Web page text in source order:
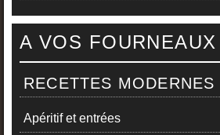
A VOS FOURNEAUX
RECETTES MODERNES
Apéritif et entrées